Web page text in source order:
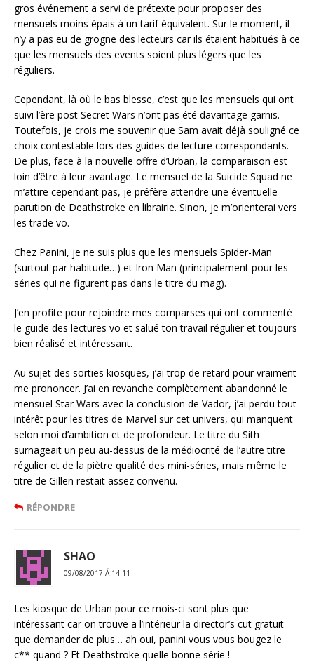
gros événement a servi de prétexte pour proposer des
mensuels moins épais à un tarif équivalent. Sur le moment, il
n’y a pas eu de grogne des lecteurs car ils étaient habitués à ce
que les mensuels des events soient plus légers que les
réguliers.
Cependant, là où le bas blesse, c’est que les mensuels qui ont
suivi l’ère post Secret Wars n’ont pas été davantage garnis.
Toutefois, je crois me souvenir que Sam avait déjà souligné ce
choix contestable lors des guides de lecture correspondants.
De plus, face à la nouvelle offre d’Urban, la comparaison est
loin d’être à leur avantage. Le mensuel de la Suicide Squad ne
m’attire cependant pas, je préfère attendre une éventuelle
parution de Deathstroke en librairie. Sinon, je m’orienterai vers
les trade vo.
Chez Panini, je ne suis plus que les mensuels Spider-Man
(surtout par habitude…) et Iron Man (principalement pour les
séries qui ne figurent pas dans le titre du mag).
J’en profite pour rejoindre mes comparses qui ont commenté
le guide des lectures vo et salué ton travail régulier et toujours
bien réalisé et intéressant.
Au sujet des sorties kiosques, j’ai trop de retard pour vraiment
me prononcer. J’ai en revanche complètement abandonné le
mensuel Star Wars avec la conclusion de Vador, j’ai perdu tout
intérêt pour les titres de Marvel sur cet univers, qui manquent
selon moi d’ambition et de profondeur. Le titre du Sith
surnageait un peu au-dessus de la médiocrité de l’autre titre
régulier et de la piètre qualité des mini-séries, mais même le
titre de Gillen restait assez convenu.
RÉPONDRE
SHAO
09/08/2017 Á 14:11
Les kiosque de Urban pour ce mois-ci sont plus que
intéressant car on trouve a l’intérieur la director’s cut gratuit
que demander de plus… ah oui, panini vous vous bougez le
c** quand ? Et Deathstroke quelle bonne série !